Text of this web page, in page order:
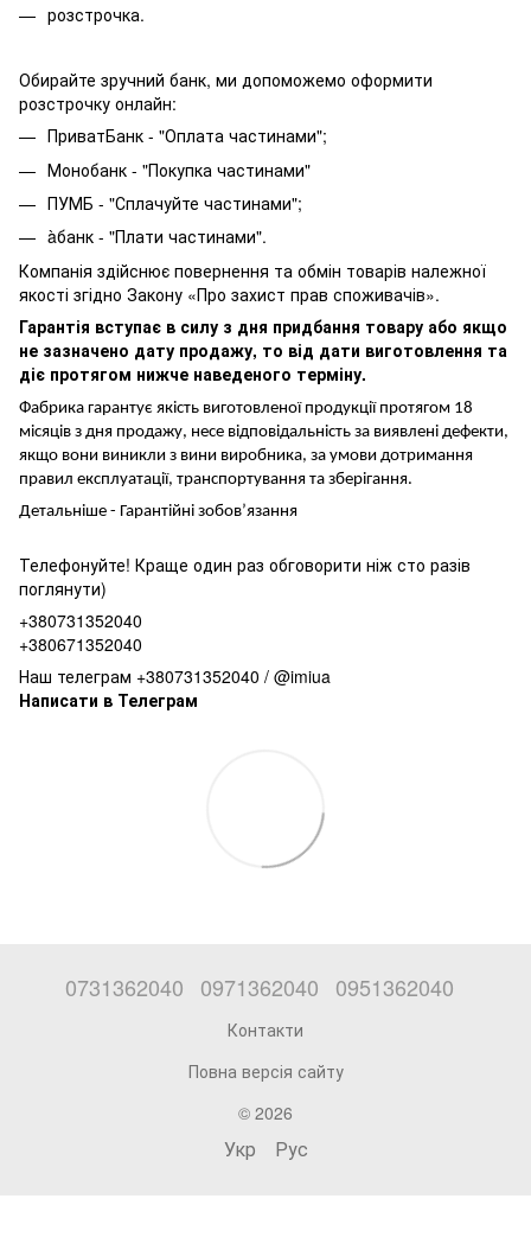
розстрочка.
Обирайте зручний банк, ми допоможемо оформити
розстрочку онлайн:
ПриватБанк - "Оплата частинами";
Монобанк - "Покупка частинами"
ПУМБ - "Сплачуйте частинами";
àбанк - "Плати частинами".
Компанія здійснює повернення та обмін товарів належної
якості згідно Закону «Про захист прав споживачів».
Гарантія вступає в силу з дня придбання товару або якщо
не зазначено дату продажу, то від дати виготовлення та
діє протягом нижче наведеного терміну.
Фабрика гарантує якість виготовленої продукції протягом 18
місяців з дня продажу, несе відповідальність за виявлені дефекти,
якщо вони виникли з вини виробника, за умови дотримання
правил експлуатації, транспортування та зберігання.
Детальніше - Гарантійні зобов’язання
Телефонуйте! Краще один раз обговорити ніж сто разів
поглянути)
+380731352040
+380671352040
Наш телеграм +380731352040 / @imiua
Написати в Телеграм
0731362040 0971362040 0951362040
Контакти
Повна версія сайту
© 2026
Укр Рус